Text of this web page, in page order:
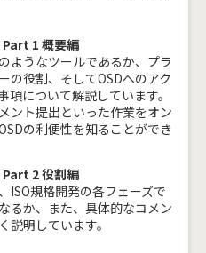
Part 1 概要編
ようなツールであるか、プラ
の役割、そしてOSDへのアク
について解説しています。
ント提出といった作業をオン
の利便性を知ることができ
Part 2 役割編
ISO規格開発の各フェーズで
るか、また、具体的なコメン
説明しています。